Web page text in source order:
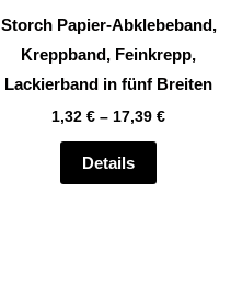
Storch Papier-Abklebeband,
Kreppband, Feinkrepp,
Lackierband in fünf Breiten
1,32 € – 17,39 €
Details
können